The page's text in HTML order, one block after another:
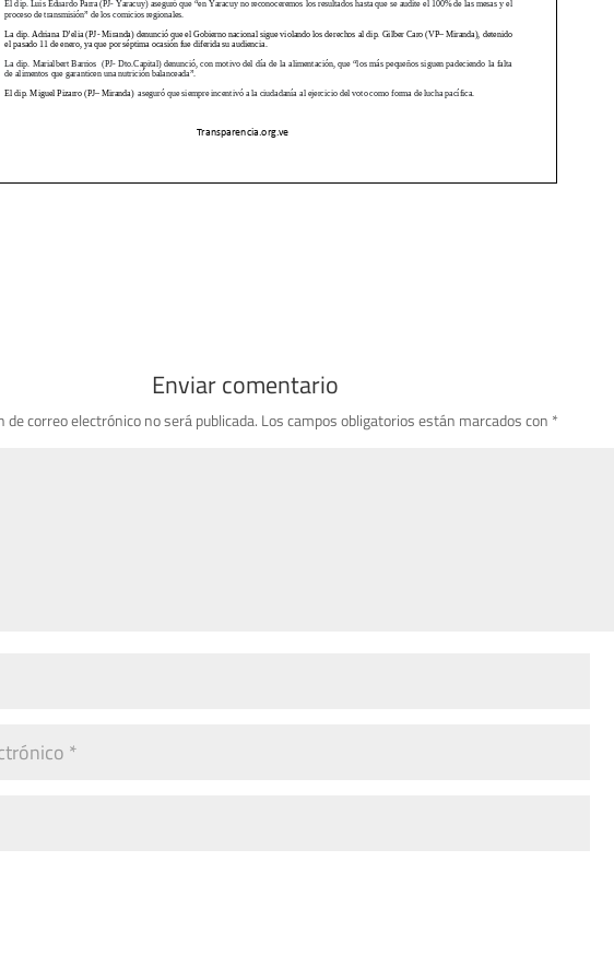
Enviar comentario
de correo electrónico no será publicada. Los campos obligatorios están marcados con *